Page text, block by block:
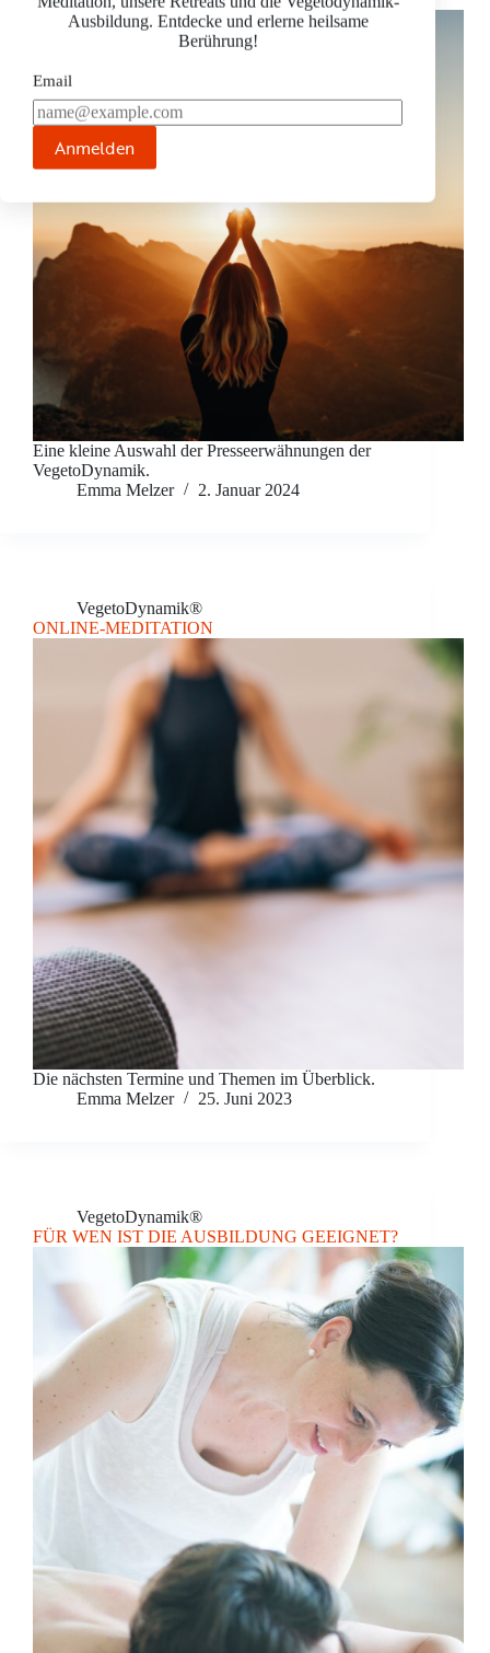
Ausbildung. Entdecke und erlerne heilsame
Berührung!
Email
Anmelden
Eine kleine Auswahl der Presseerwähnungen der
VegetoDynamik.
Emma Melzer
2. Januar 2024
VegetoDynamik®
ONLINE-MEDITATION
Die nächsten Termine und Themen im Überblick.
Emma Melzer
25. Juni 2023
VegetoDynamik®
FÜR WEN IST DIE AUSBILDUNG GEEIGNET?